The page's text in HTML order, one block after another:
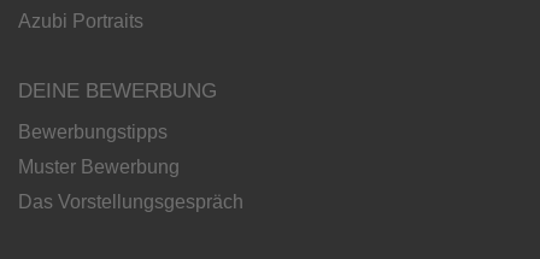
Azubi Portraits
DEINE BEWERBUNG
Bewerbungstipps
Muster Bewerbung
Das Vorstellungsgespräch